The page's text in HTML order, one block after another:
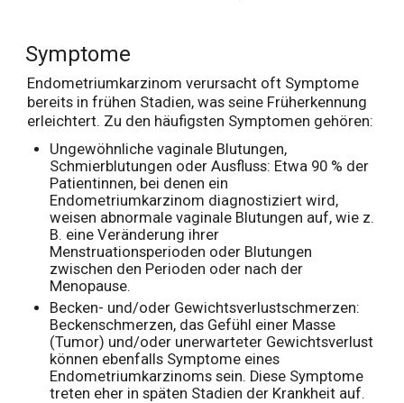
Symptome
Endometriumkarzinom verursacht oft Symptome
bereits in frühen Stadien, was seine Früherkennung
erleichtert. Zu den häufigsten Symptomen gehören:
Ungewöhnliche vaginale Blutungen,
Schmierblutungen oder Ausfluss: Etwa 90 % der
Patientinnen, bei denen ein
Endometriumkarzinom diagnostiziert wird,
weisen abnormale vaginale Blutungen auf, wie z.
B. eine Veränderung ihrer
Menstruationsperioden oder Blutungen
zwischen den Perioden oder nach der
Menopause.
Becken- und/oder Gewichtsverlustschmerzen:
Beckenschmerzen, das Gefühl einer Masse
(Tumor) und/oder unerwarteter Gewichtsverlust
können ebenfalls Symptome eines
Endometriumkarzinoms sein. Diese Symptome
treten eher in späten Stadien der Krankheit auf.